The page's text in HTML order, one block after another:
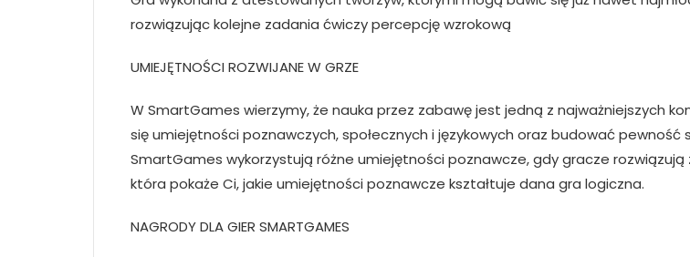
rozwiązując kolejne zadania ćwiczy percepcję wzrokową
UMIEJĘTNOŚCI ROZWIJANE W GRZE
W SmartGames wierzymy, że nauka przez zabawę jest jedną z najważniejszych
się umiejętności poznawczych, społecznych i językowych oraz budować
SmartGames wykorzystują różne umiejętności poznawcze, gdy gracze
która pokaże Ci, jakie umiejętności poznawcze kształtuje dana gra logiczna.
NAGRODY DLA GIER SMARTGAMES